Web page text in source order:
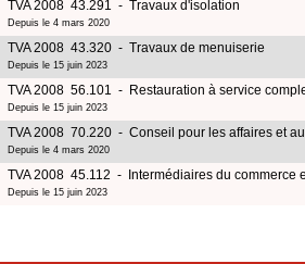
TVA 2008 43.291 - Travaux d'isolation
Depuis le 4 mars 2020
TVA 2008 43.320 - Travaux de menuiserie
Depuis le 15 juin 2023
TVA 2008 56.101 - Restauration à service
Depuis le 15 juin 2023
TVA 2008 70.220 - Conseil pour les affaires et
Depuis le 4 mars 2020
TVA 2008 45.112 - Intermédiaires du commerce
Depuis le 15 juin 2023